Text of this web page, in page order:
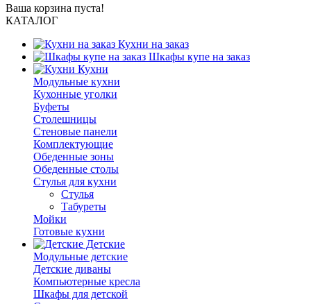
Ваша корзина пуста!
КАТАЛОГ
Кухни на заказ
Шкафы купе на заказ
Кухни
Модульные кухни
Кухонные уголки
Буфеты
Столешницы
Стеновые панели
Комплектующие
Обеденные зоны
Обеденные столы
Стулья для кухни
Cтулья
Табуреты
Мойки
Готовые кухни
Детские
Модульные детские
Детские диваны
Компьютерные кресла
Шкафы для детской